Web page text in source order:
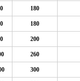
180
180
200
260
300